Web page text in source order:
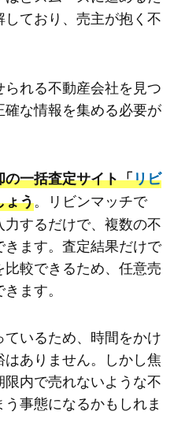
ており、売主が抱く不
れる不動産会社を見つ
な情報を集める必要が
の一括査定サイト「リビ
ょう。リビンマッチで
するだけで、複数の不
ます。査定結果だけで
較できるため、任意売
ます。
いるため、時間をかけ
ありません。しかし焦
内で売れないような不
事態になるかもしれま